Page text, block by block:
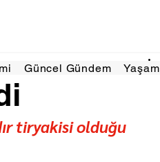
Güncel Gündem Yaşam
tiryakisi olduğu